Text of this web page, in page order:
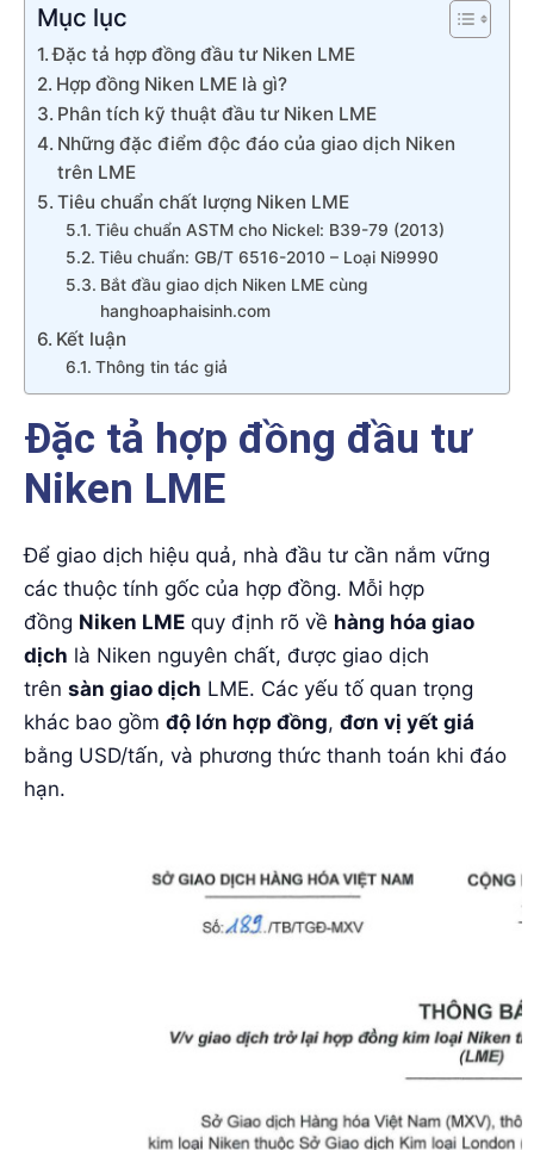
Mục lục
Đặc tả hợp đồng đầu tư Niken LME
Hợp đồng Niken LME là gì?
Phân tích kỹ thuật đầu tư Niken LME
Những đặc điểm độc đáo của giao dịch Niken
trên LME
Tiêu chuẩn chất lượng Niken LME
Tiêu chuẩn ASTM cho Nickel: B39-79 (2013)
Tiêu chuẩn: GB/T 6516-2010 – Loại Ni9990
Bắt đầu giao dịch Niken LME cùng
hanghoaphaisinh.com
Kết luận
Thông tin tác giả
Đặc tả hợp đồng đầu tư
Niken LME
Để giao dịch hiệu quả, nhà đầu tư cần nắm vững
các thuộc tính gốc của hợp đồng. Mỗi hợp
đồng Niken LME quy định rõ về hàng hóa giao
dịch là Niken nguyên chất, được giao dịch
trên sàn giao dịch LME. Các yếu tố quan trọng
khác bao gồm độ lớn hợp đồng, đơn vị yết giá
bằng USD/tấn, và phương thức thanh toán khi đáo
hạn.